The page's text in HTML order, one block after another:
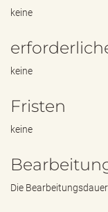
keine
keine
Fristen
keine
Die